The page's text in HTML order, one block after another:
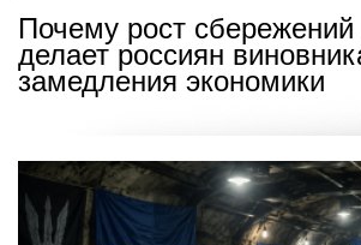
Почему рост сбережений
делает россиян
замедления экономики